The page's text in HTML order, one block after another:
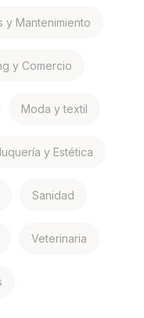
y Mantenimiento
y Comercio
Moda y textil
y Estética
Sanidad
Veterinaria